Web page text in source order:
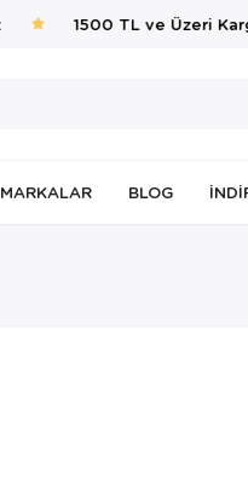
1500 TL ve Üzeri
MARKALAR BLOG